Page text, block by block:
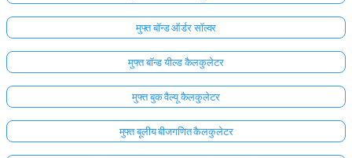
मुफ्त बॉन्ड ऑर्डर सॉल्वर
मुफ्त बॉन्ड यील्ड कैलकुलेटर
मुफ्त बुक वैल्यू कैलकुलेटर
मुफ्त बूलीय बीजगणित कैलकुलेटर